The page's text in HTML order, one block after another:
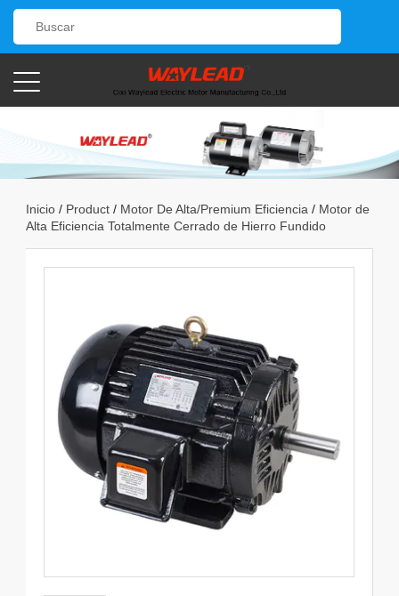
Inicio / Product / Motor De Alta/Premium Eficiencia / Motor de
Alta Eficiencia Totalmente Cerrado de Hierro Fundido